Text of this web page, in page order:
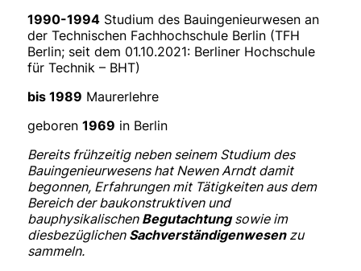
1990-1994Studium des Bauingenieurwesen an
der Technischen Fachhochschule Berlin (TFH
Berlin; seit dem 01.10.2021: Berliner Hochschule
für Technik – BHT)
bis 1989 Maurerlehre
geboren 1969 in Berlin
Bereits frühzeitig neben seinem Studium des
Bauingenieurwesens hat Newen Arndt damit
begonnen, Erfahrungen mit Tätigkeiten aus dem
Bereich der baukonstruktiven und
bauphysikalischen Begutachtungsowie im
diesbezüglichen Sachverständigenwesenzu
sammeln.